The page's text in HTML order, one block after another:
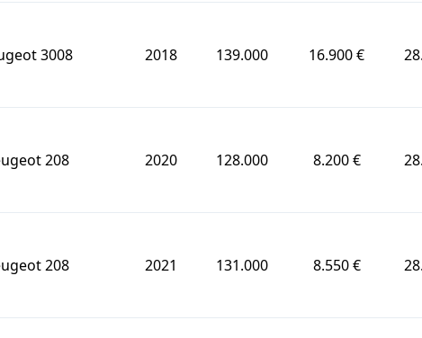
3008 2018 139.000 16.900 €
208 2020 128.000 8.200 €
208 2021 131.000 8.550 €